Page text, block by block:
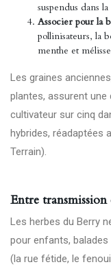
suspendus dans
Associer pour la
pollinisateurs, la
menthe et
Les graines
plantes, assurent une
cultivateur sur cinq
hybrides, réadaptées
Terrain).
Entre
Les herbes du Berry
pour enfants,
(la rue fétide, le